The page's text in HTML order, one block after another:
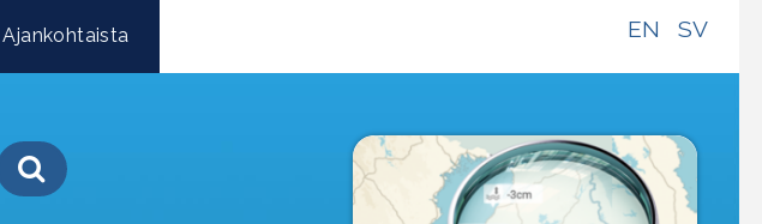
SV
EN
Ajankohtaista
Haku-painike